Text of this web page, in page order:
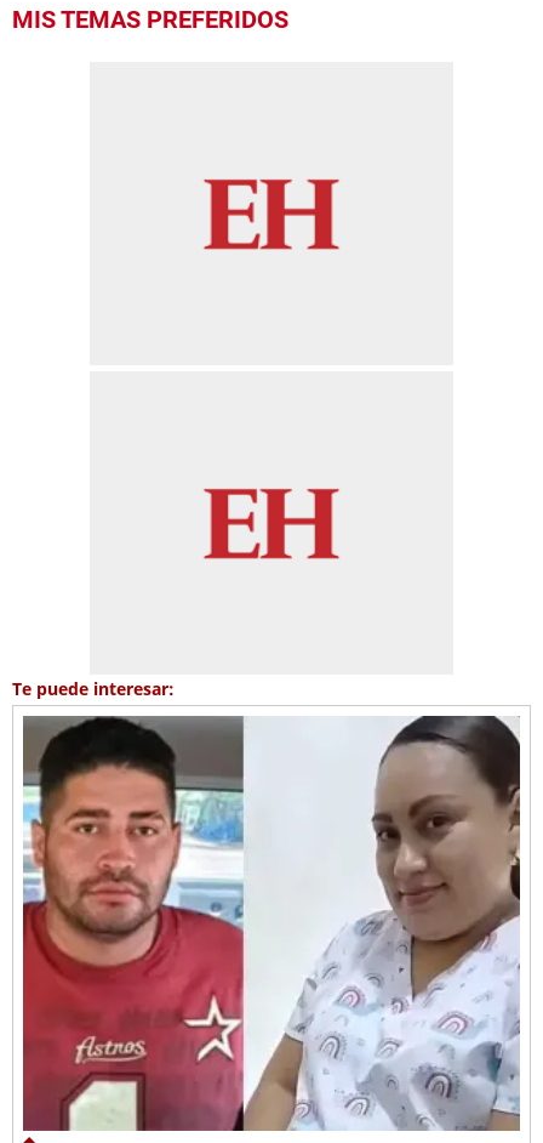
MIS TEMAS PREFERIDOS
Te puede interesar: